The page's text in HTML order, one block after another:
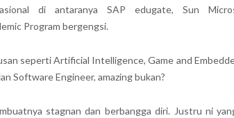
di antaranya SAP edugate, Sun
Program bergengsi.
seperti Artificial Intelligence, Game and
Software Engineer, amazing bukan?
stagnan dan berbangga diri. Justru ni